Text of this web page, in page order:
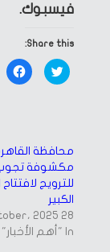
فيسبوك.
Share this:
Click
to
share
window)
to
محافظة
مكشوفة تجوب
للترويج
الكبير
28 October، 2025
In "أهم الأخبار"